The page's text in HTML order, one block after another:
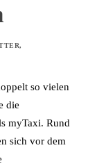
,
so vielen
die
myTaxi. Rund
sich vor dem